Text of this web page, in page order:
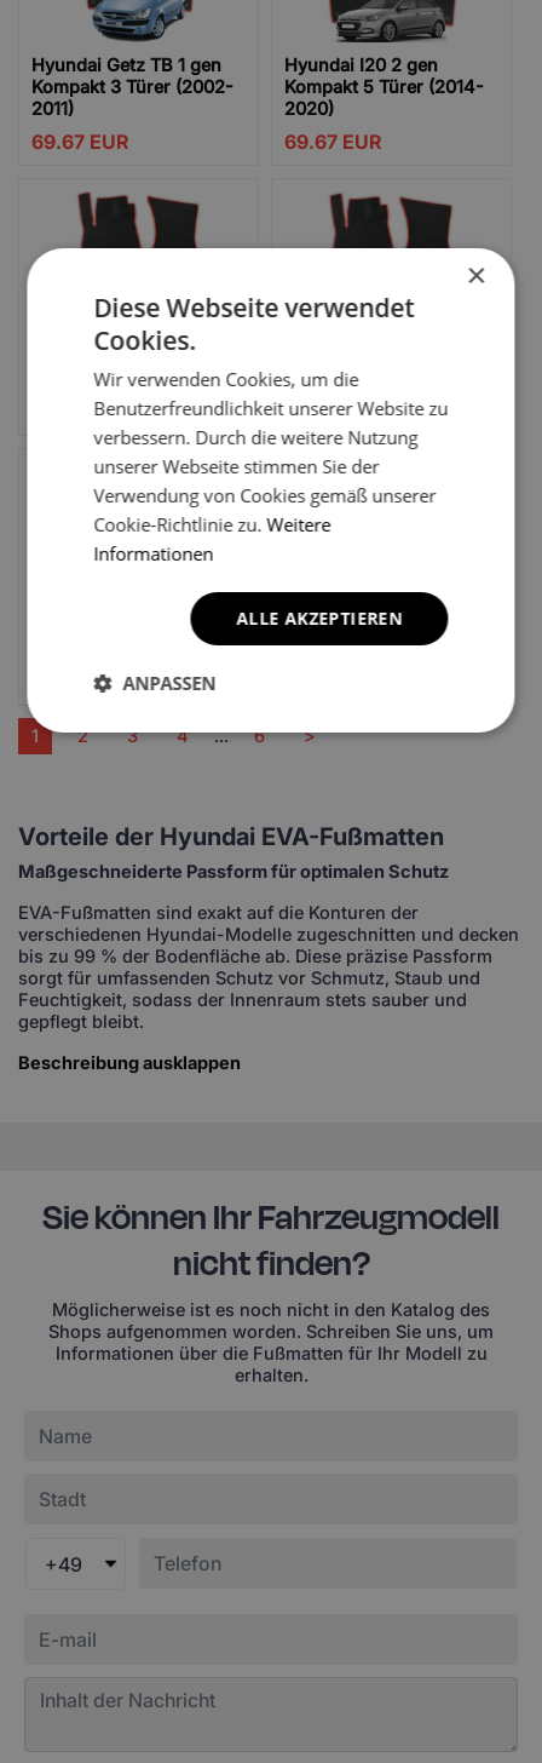
Hyundai Getz TB 1 gen
Kompakt 3 Türer (2002-
2011)
69.67 EUR
Hyundai I20 2 gen
Kompakt 5 Türer (2014-
2020)
69.67 EUR
Hyundai I20N 3 gen
Kompakt 5 Türer (2020-
EUR
2012)
69.67EUR
Hyundai Ioniq 1 gen
Limousine (2016-2022)
Hyundai I30 GD 2 gen
Kompakt 5 Türer (2011-
2017)
1 2 3 4 ... 6 >
Vorteile der Hyundai EVA-Fußmatten
Maßgeschneiderte Passform für optimalen Schutz
EVA-Fußmatten sind exakt auf die Konturen der
verschiedenen Hyundai-Modelle zugeschnitten und decken
bis zu 99 % der Bodenfläche ab. Diese präzise Passform
sorgt für umfassenden Schutz vor Schmutz, Staub und
Feuchtigkeit, sodass der Innenraum stets sauber und
gepflegt bleibt.
Beschreibung ausklappen
Sie können Ihr Fahrzeugmodell
nicht finden?
Möglicherweise ist es noch nicht in den Katalog des
Shops aufgenommen worden. Schreiben Sie uns, um
Informationen über die Fußmatten für Ihr Modell zu
erhalten.
+49
×
Diese Webseite verwendet
Cookies.
Wir verwenden Cookies, um die
Benutzerfreundlichkeit unserer Website zu
verbessern. Durch die weitere Nutzung
unserer Webseite stimmen Sie der
Verwendung von Cookies gemäß unserer
Cookie-Richtlinie zu.Weitere
Informationen
ALLE AKZEPTIEREN
ANPASSEN